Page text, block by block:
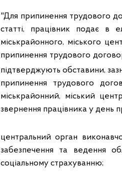
"Для припинення трудового
статті, працівник подає в
міськрайонного, міського
припинення трудового
підтверджують обставини,
припинення трудового
міськрайонний, міський
звернення працівника у день
центральний орган
забезпечення та ведення
соціальному страхуванню;